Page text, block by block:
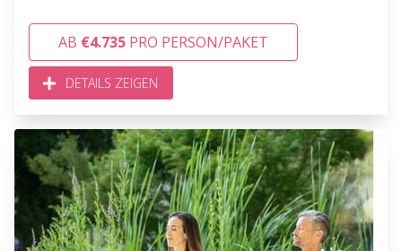
AB €4.735 PRO PERSON/PAKET
DETAILS ZEIGEN